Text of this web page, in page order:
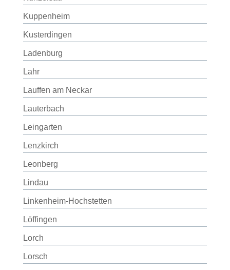
Kuppenheim
Kusterdingen
Ladenburg
Lahr
Lauffen am Neckar
Lauterbach
Leingarten
Lenzkirch
Leonberg
Lindau
Linkenheim-Hochstetten
Löffingen
Lorch
Lorsch